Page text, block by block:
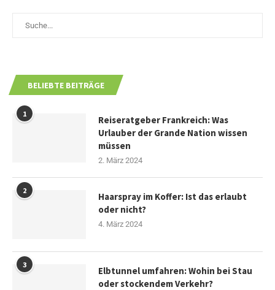
BELIEBTE BEITRÄGE
1
Reiseratgeber Frankreich: Was
Urlauber der Grande Nation wissen
müssen
2. März 2024
2
Haarspray im Koffer: Ist das erlaubt
oder nicht?
4. März 2024
3
Elbtunnel umfahren: Wohin bei Stau
oder stockendem Verkehr?